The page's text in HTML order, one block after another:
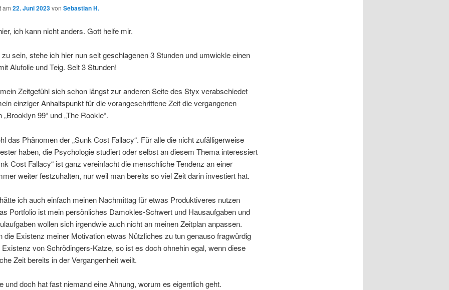
am 22. Juni 2023von Sebastian H.
ich kann nicht anders. Gott helfe mir.
sein, stehe ich hier nun seit geschlagenen 3 Stunden und umwickle einen
Alufolie und Teig. Seit 3 Stunden!
Zeitgefühl sich schon längst zur anderen Seite des Styx verabschiedet
einziger Anhaltspunkt für die vorangeschrittene Zeit die vergangenen
„Brooklyn 99“ und „The Rookie“.
das Phänomen der „Sunk Cost Fallacy“. Für alle die nicht zufälligerweise
haben, die Psychologie studiert oder selbst an diesem Thema interessiert
Cost Fallacy“ ist ganz vereinfacht die menschliche Tendenz an einer
weiter festzuhalten, nur weil man bereits so viel Zeit darin investiert hat.
ich auch einfach meinen Nachmittag für etwas Produktiveres nutzen
Portfolio ist mein persönliches Damokles-Schwert und Hausaufgaben und
wollen sich irgendwie auch nicht an meinen Zeitplan anpassen.
die Existenz meiner Motivation etwas Nützliches zu tun genauso fragwürdig
Existenz von Schrödingers-Katze, so ist es doch ohnehin egal, wenn diese
Zeit bereits in der Vergangenheit weilt.
und doch hat fast niemand eine Ahnung, worum es eigentlich geht.